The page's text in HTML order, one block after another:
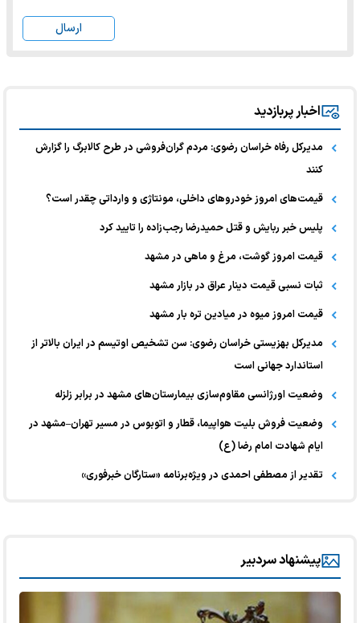
ارسال
اخبار پربازدید
مدیرکل رفاه خراسان رضوی: مردم گران‌فروشی در طرح کالابرگ را گزارش
کنند
قیمت‌های امروز خودرو‌های داخلی، مونتاژی و وارداتی چقدر است؟
پلیس خبر ربایش و قتل حمیدرضا رجب‌زاده را تایید کرد
قیمت امروز گوشت، مرغ و ماهی در مشهد
ثبات نسبی قیمت دینار عراق در بازار مشهد
قیمت امروز میوه در میادین تره بار مشهد
مدیرکل بهزیستی خراسان رضوی: سن تشخیص اوتیسم در ایران بالاتر از
استاندارد جهانی است
وضعیت اورژانسی مقاوم‌سازی بیمارستان‌های مشهد در برابر زلزله
وضعیت فروش بلیت هواپیما، قطار و اتوبوس در مسیر تهران–مشهد در
ایام شهادت امام رضا (ع)
تقدیر از مصطفی احمدی در ویژه‌برنامه «ستارگان خبرفوری»
پیشنهاد سردبیر